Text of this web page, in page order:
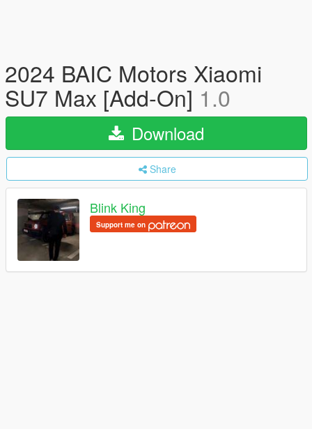
2024 BAIC Motors Xiaomi
SU7 Max [Add-On] 1.0
Download
Share
Blink King
Support me on